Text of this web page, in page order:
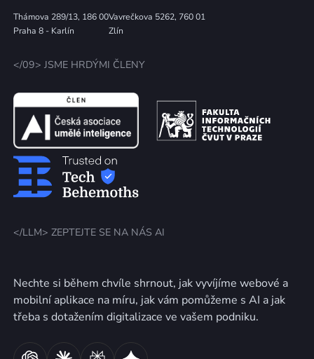
Thámova 289/13, 186 00
Praha 8 - Karlín
Vavrečkova 5262, 760 01
Zlín
</09> JSME HRDÝMI ČLENY
</LLM> ZEPTEJTE SE NA NÁS AI
Nechte si během chvíle shrnout, jak vyvíjíme webové a
mobilní aplikace na míru, jak vám pomůžeme s AI a jak
třeba s dotažením digitalizace ve vašem podniku.